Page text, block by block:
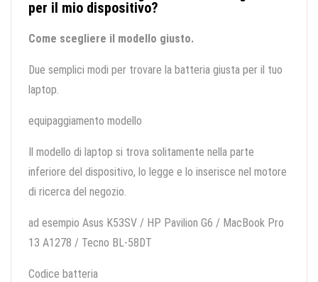
per il mio dispositivo?
Come scegliere il modello giusto.
Due semplici modi per trovare la batteria giusta per il tuo
laptop.
equipaggiamento modello
Il modello di laptop si trova solitamente nella parte
inferiore del dispositivo, lo legge e lo inserisce nel motore
di ricerca del negozio.
ad esempio Asus K53SV / HP Pavilion G6 / MacBook Pro
13 A1278 / Tecno BL-58DT
Codice batteria